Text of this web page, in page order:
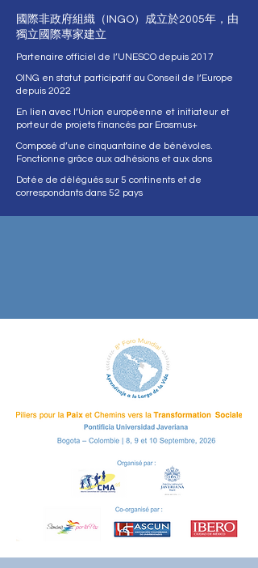
國際非政府組織（INGO）成立於2005年，由
獨立國際專家建立
Partenaire officiel de l’UNESCO depuis 2017
OING en statut participatif au Conseil de l’Europe
depuis 2022
En lien avec l’Union européenne​ et initiateur et
porteur de projets financés par Erasmus+
Composé d’une cinquantaine de bénévoles.
Fonctionne grâce aux adhésions et aux dons
Dotée de délégués sur 5 continents et de
correspondants dans 52 pays